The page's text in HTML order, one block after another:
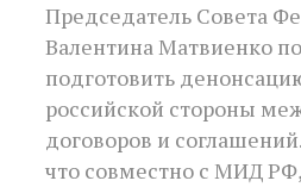
Председатель Совета
Валентина Матвиенко
подготовить
российской стороны
договоров и
что совместно с МИД